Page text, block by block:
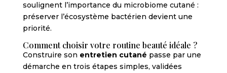
soulignent l’importance du microbiome cutané :
préserver l’écosystème bactérien devient une
priorité.
Comment choisir votre routine beauté idéale ?
Construire son entretien cutané passe par une
démarche en trois étapes simples, validées